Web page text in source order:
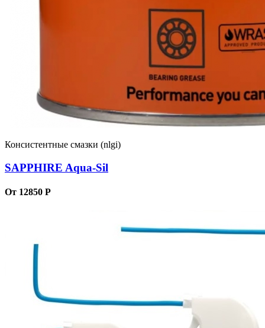
Консистентные смазки (nlgi)
SAPPHIRE Aqua-Sil
От 12850 Р